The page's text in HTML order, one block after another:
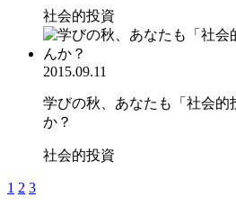
社会的投資
2015.09.11
学びの秋、あなたも「社会的
か？
社会的投資
1 2 3